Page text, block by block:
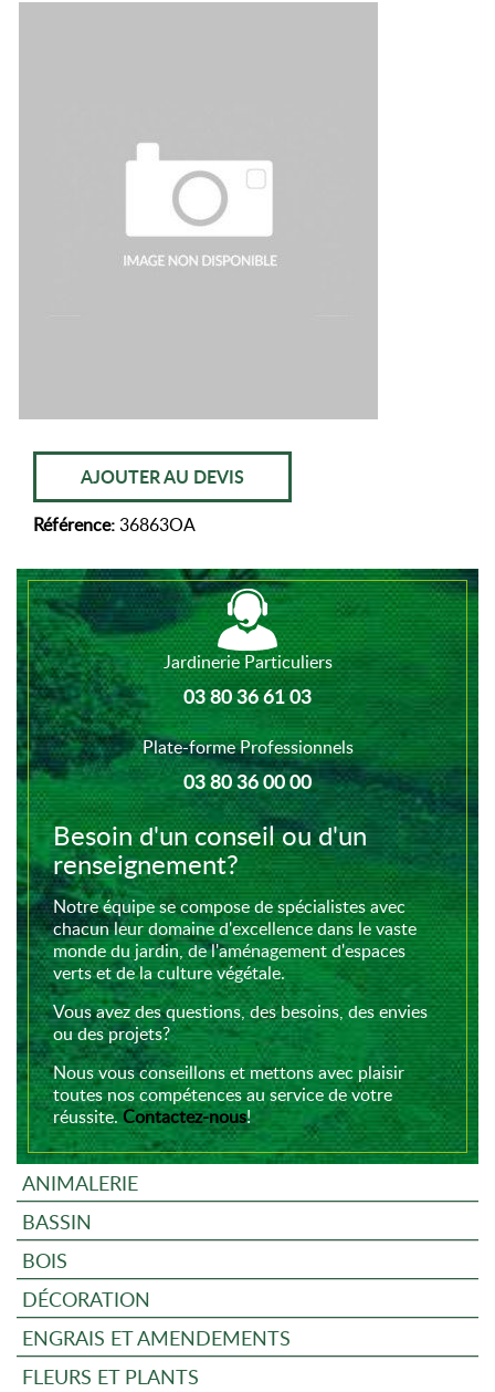
AJOUTER AU DEVIS
Référence:36863OA
Jardinerie Particuliers
03 80 36 61 03
Plate-forme Professionnels
03 80 36 00 00
Besoin d'un conseil ou d'un
renseignement?
Notre équipe se compose de spécialistes avec
chacun leur domaine d'excellence dans le vaste
monde du jardin, de l'aménagement d'espaces
verts et de la culture végétale.
Vous avez des questions, des besoins, des envies
ou des projets?
Nous vous conseillons et mettons avec plaisir
toutes nos compétences au service de votre
réussite.Contactez-nous!
ANIMALERIE
BASSIN
BOIS
DÉCORATION
ENGRAIS ET AMENDEMENTS
FLEURS ET PLANTS